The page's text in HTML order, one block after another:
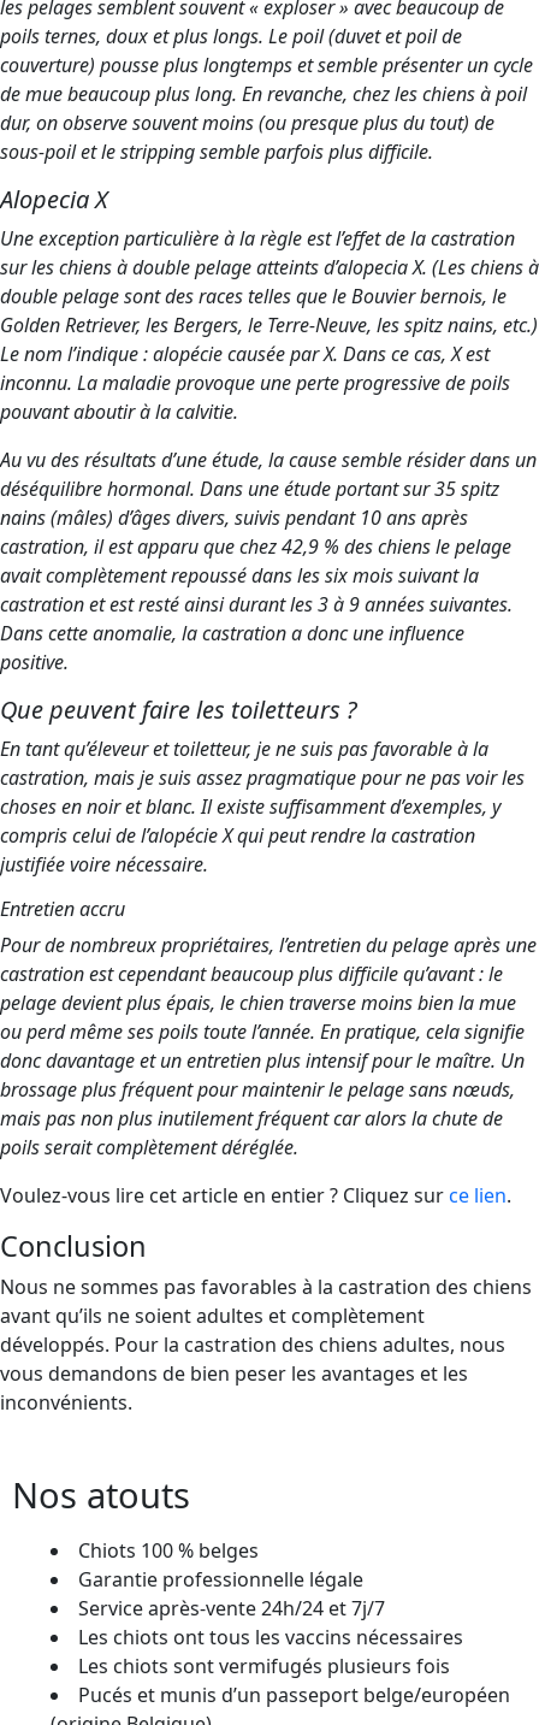
les pelages semblent souvent « exploser » avec beaucoup de
poils ternes, doux et plus longs. Le poil (duvet et poil de
couverture) pousse plus longtemps et semble présenter un cycle
de mue beaucoup plus long. En revanche, chez les chiens à poil
dur, on observe souvent moins (ou presque plus du tout) de
sous-poil et le stripping semble parfois plus difficile.
Alopecia X
Une exception particulière à la règle est l’effet de la castration
sur les chiens à double pelage atteints d’alopecia X. (Les chiens à
double pelage sont des races telles que le Bouvier bernois, le
Golden Retriever, les Bergers, le Terre-Neuve, les spitz nains, etc.)
Le nom l’indique : alopécie causée par X. Dans ce cas, X est
inconnu. La maladie provoque une perte progressive de poils
pouvant aboutir à la calvitie.
Au vu des résultats d’une étude, la cause semble résider dans un
déséquilibre hormonal. Dans une étude portant sur 35 spitz
nains (mâles) d’âges divers, suivis pendant 10 ans après
castration, il est apparu que chez 42,9 % des chiens le pelage
avait complètement repoussé dans les six mois suivant la
castration et est resté ainsi durant les 3 à 9 années suivantes.
Dans cette anomalie, la castration a donc une influence
positive.
Que peuvent faire les toiletteurs ?
En tant qu’éleveur et toiletteur, je ne suis pas favorable à la
castration, mais je suis assez pragmatique pour ne pas voir les
choses en noir et blanc. Il existe suffisamment d’exemples, y
compris celui de l’alopécie X qui peut rendre la castration
justifiée voire nécessaire.
Entretien accru
Pour de nombreux propriétaires, l’entretien du pelage après une
castration est cependant beaucoup plus difficile qu’avant : le
pelage devient plus épais, le chien traverse moins bien la mue
ou perd même ses poils toute l’année. En pratique, cela signifie
donc davantage et un entretien plus intensif pour le maître. Un
brossage plus fréquent pour maintenir le pelage sans nœuds,
mais pas non plus inutilement fréquent car alors la chute de
poils serait complètement déréglée.
Voulez-vous lire cet article en entier ? Cliquez surce lien.
Conclusion
Nous ne sommes pas favorables à la castration des chiens
avant qu’ils ne soient adultes et complètement
développés. Pour la castration des chiens adultes, nous
vous demandons de bien peser les avantages et les
inconvénients.
Nos atouts
Chiots 100 % belges
Garantie professionnelle légale
Service après-vente 24h/24 et 7j/7
Les chiots ont tous les vaccins nécessaires
Les chiots sont vermifugés plusieurs fois
Pucés et munis d’un passeport belge/européen